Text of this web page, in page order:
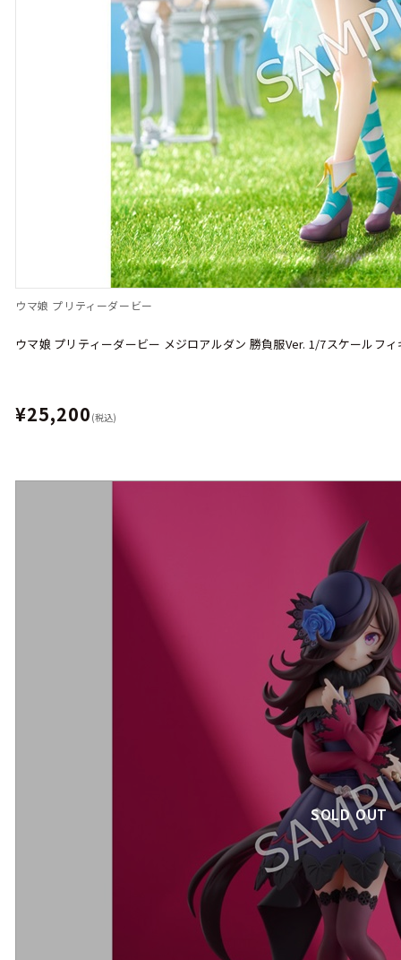
ウマ娘 プリティーダービー
ウマ娘 プリティーダービー メジロアルダン 勝負服Ver. 1/7スケールフ
¥25,200 (税込)
SOLD OUT